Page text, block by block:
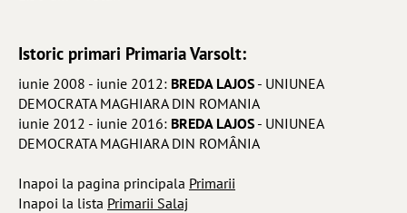
Istoric primari Primaria Varsolt:
iunie 2008 - iunie 2012: BREDA LAJOS - UNIUNEA
DEMOCRATA MAGHIARA DIN ROMANIA
iunie 2012 - iunie 2016: BREDA LAJOS - UNIUNEA
DEMOCRATA MAGHIARA DIN ROMÂNIA
Inapoi la pagina principala Primarii
Inapoi la lista Primarii Salaj